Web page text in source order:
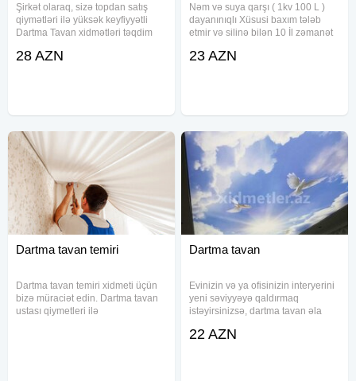
Şirkət olaraq, sizə topdan satış
qiymətləri ilə yüksək keyfiyyətli
Dartma Tavan xidmətləri təqdim
tərəfindən həyata keçirilən
28 AZN
Nəm və suya qarşı ( 1kv 100 L )
dayanınıqlı Xüsusi baxım tələb
etmir və silinə bilən 10 İl zəmanət
23 AZN
Dartma tavan temiri
Dartma tavan temiri xidmeti üçün
bizə müraciət edin. Dartma tavan
ustası qiymetleri ilə
Dartma tavan
Evinizin və ya ofisinizin interyerini
yeni səviyyəyə qaldırmaq
istəyirsinizsə, dartma tavan əla
dayanıqlılığı və praktik istifadəsi ilə
22 AZN